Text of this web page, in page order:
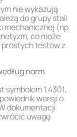
nie wykazują
do grupy stali
mechanicznej (np.
co może
prostych testów z
norm
symbolem 1.4301,
wersji o
dokumentacji
uwagę